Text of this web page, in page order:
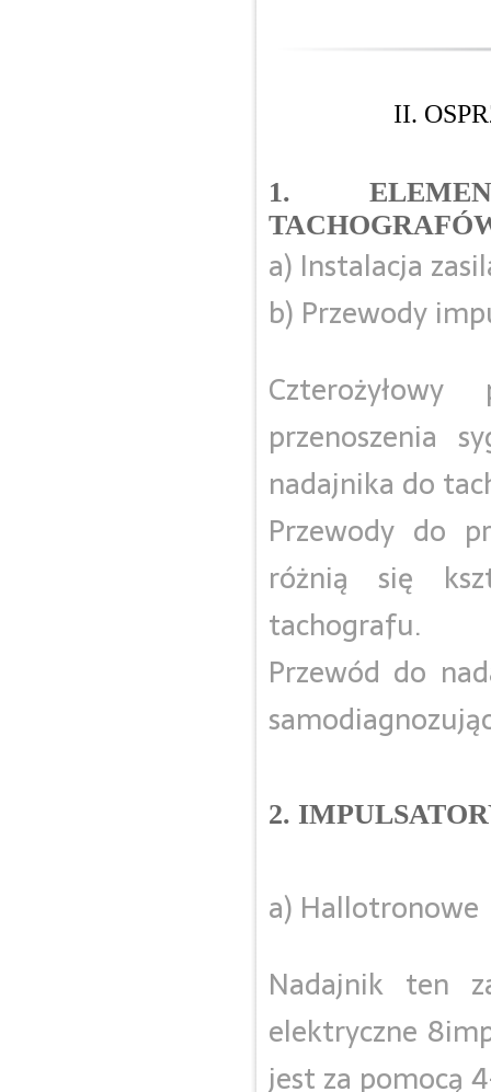
II.
1.
a) Instalacja
b) Przewody
przenoszenia
nadajnika do
Przewody do
różnią się
tachografu.
Przewód do
2.
a) Hallotronowe
Nadajnik ten
elektryczne
jest za pomocą